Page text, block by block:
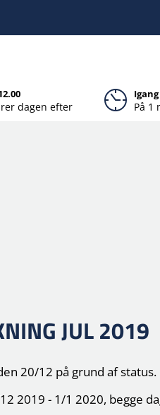
dagen efter På 1
JUL 2019
20/12 på grund af status.
2019 - 1/1 2020, begge